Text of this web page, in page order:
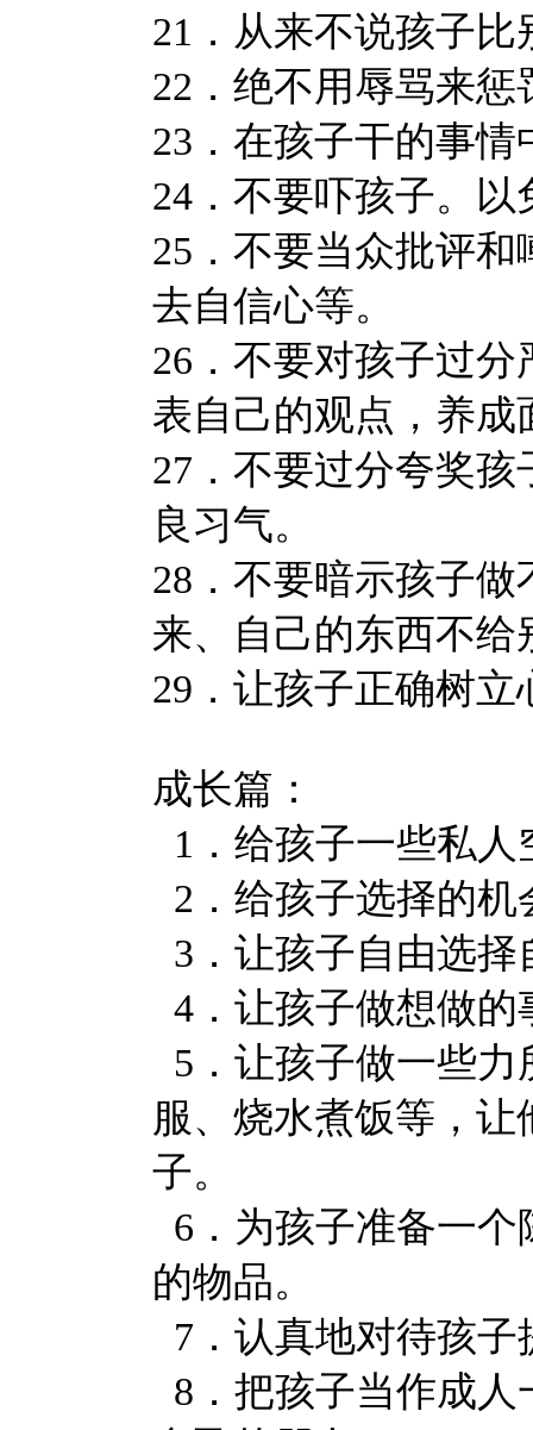
21．从来不说孩子比
22．绝不用辱骂来惩
23．在孩子干的事
24．不要吓孩子。
25．不要当众批评
去自信心等。
26．不要对孩子过
表自己的观点，养成
27．不要过分夸奖
良习气。
28．不要暗示孩子
来、自己的东西不
29．让孩子正确树
成长篇：
1．给孩子一些私人
2．给孩子选择的机
3．让孩子自由选
4．让孩子做想做的
5．让孩子做一些
服、烧水煮饭等，
子。
6．为孩子准备一
的物品。
7．认真地对待孩
8．把孩子当作成